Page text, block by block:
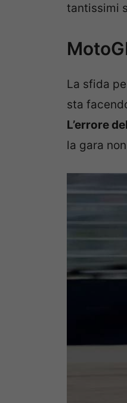
tantissimi
La sfida
sta
L’errore
la gara